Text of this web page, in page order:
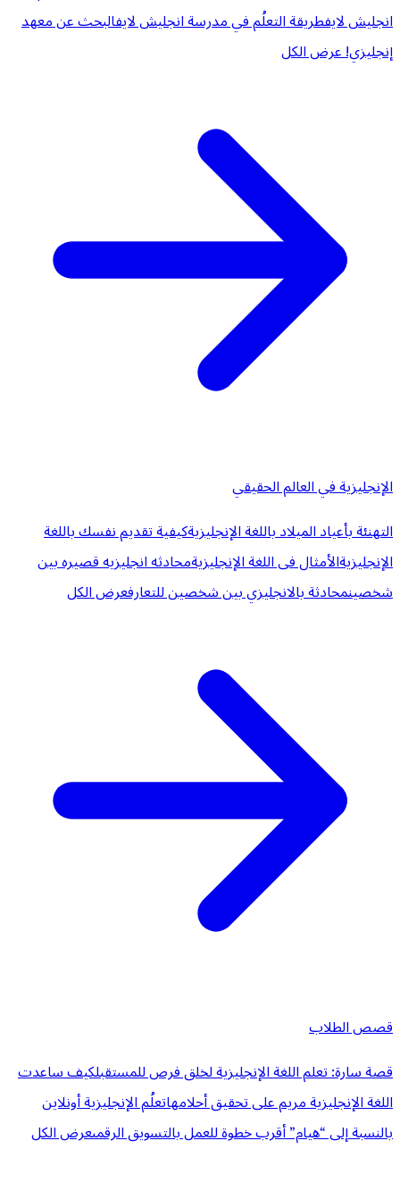
انجليش لايفطريقة التعلُم في مدرسة انجليش لايفالبحث عن معهد
إنجليزي! عرض الكل
الإنجليزية في العالم الحقيقي
التهنئة بأعياد الميلاد باللغة الإنجليزيةكيفية تقديم نفسك باللغة
الإنجليزيةالأمثال فى اللغة الإنجليزيةمحادثه انجليزيه قصيره بين
شخصينمحادثة بالانجليزي بين شخصين للتعارفعرض الكل
قصص الطلاب
قصة سارة: تعلم اللغة الإنجليزية لخلق فرص للمستقبلكيف ساعدت
اللغة الإنجليزية مريم على تحقيق أحلامهاتعلُم الإنجليزية أونلاين
بالنسبة إلى “هيام” أقرب خطوة للعمل بالتسويق الرقمىعرض الكل